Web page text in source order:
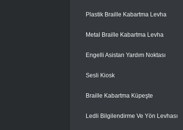
Plastik Braille Kabartma Levha
Metal Braille Kabartma Levha
Engelli Asistan Yardım Noktası
Sesli Kiosk
Braille Kabartma Küpeşte
Ledli Bilgilendirme Ve Yön Levhası